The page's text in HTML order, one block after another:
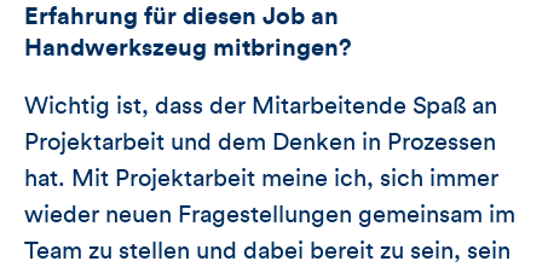
Erfahrung für diesen Job an
Handwerkszeug mitbringen?
Wichtig ist, dass der Mitarbeitende Spaß an
Projektarbeit und dem Denken in Prozessen
hat. Mit Projektarbeit meine ich, sich immer
wieder neuen Fragestellungen gemeinsam im
Team zu stellen und dabei bereit zu sein, sein